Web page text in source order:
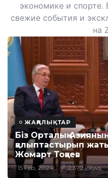
экономике и спорте.
свежие события и
на
ЖАҢАЛЫҚТАР
Біз Орталық
қалыптастырып
Жомарт Тоқаев
15 Feb, 2024 2,372 views